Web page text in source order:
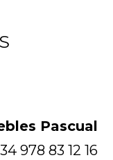
Pascual
978 83 12 16